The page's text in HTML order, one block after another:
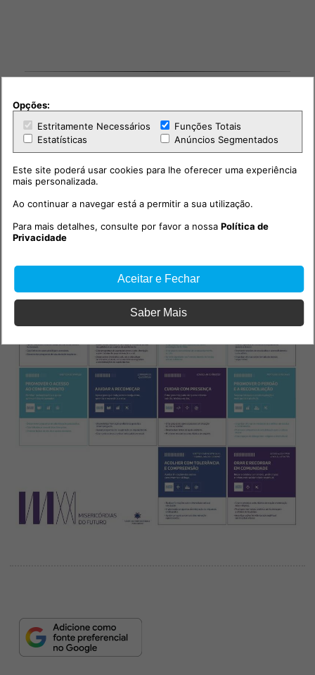
PUB
Opções:
Estritamente Necessários
Funções Totais
Estatísticas
Anúncios Segmentados
Este site poderá usar cookies para lhe oferecer uma experiência
mais personalizada.
Ao continuar a navegar está a permitir a sua utilização.
Para mais detalhes, consulte por favor a nossaPolítica de
Privacidade
Aceitar e Fechar
Saber Mais